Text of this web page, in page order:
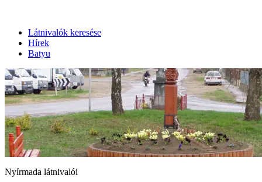
Látnivalók keresése
Hírek
Batyu
Nyírmada látnivalói